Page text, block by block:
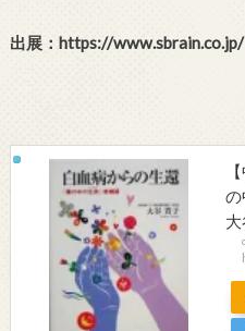
出展：https://www.sbrain.co.jp/
の